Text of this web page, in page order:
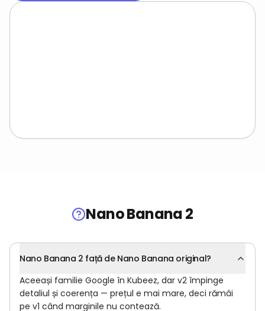
Nano Banana 2
Nano Banana 2 față de Nano Banana original?
Aceeași familie Google în Kubeez, dar v2 împinge
detaliul și coerența — prețul e mai mare, deci rămâi
pe v1 când marginile nu contează.